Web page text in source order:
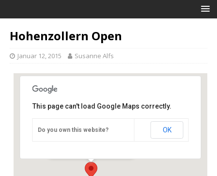
Hohenzollern Open
Januar 12, 2015 Susanne Alfs
Hohenzollern Open
This page can't load Google Maps correctly.
Do you own this website? OK